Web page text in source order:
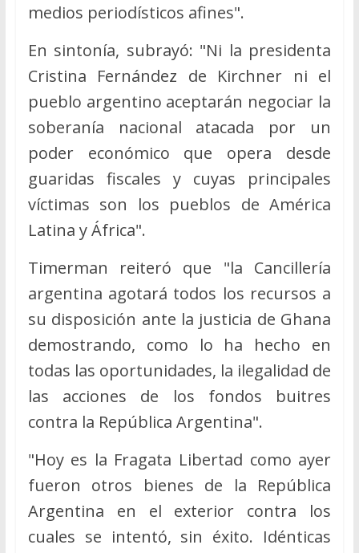
medios periodísticos afines".
En sintonía, subrayó: "Ni la presidenta
Cristina Fernández de Kirchner ni el
pueblo argentino aceptarán negociar la
soberanía nacional atacada por un
poder económico que opera desde
guaridas fiscales y cuyas principales
víctimas son los pueblos de América
Latina y África".
Timerman reiteró que "la Cancillería
argentina agotará todos los recursos a
su disposición ante la justicia de Ghana
demostrando, como lo ha hecho en
todas las oportunidades, la ilegalidad de
las acciones de los fondos buitres
contra la República Argentina".
"Hoy es la Fragata Libertad como ayer
fueron otros bienes de la República
Argentina en el exterior contra los
cuales se intentó, sin éxito. Idénticas